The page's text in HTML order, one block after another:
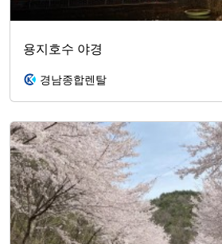
용지호수 야경
경남종합렌탈